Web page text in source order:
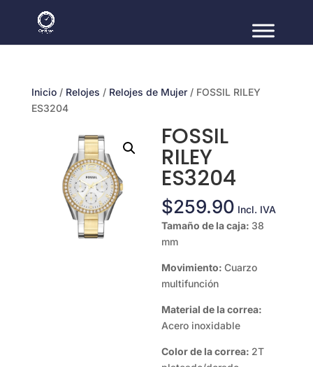
Inicio/ Relojes / Relojes de Mujer/ FOSSIL RILEY
ES3204
FOSSIL
RILEY
ES3204
$259.90 Incl. IVA
Tamaño de la caja: 38
mm
Movimiento:Cuarzo
multifunción
Material de la correa:
Acero inoxidable
Color de la correa: 2T